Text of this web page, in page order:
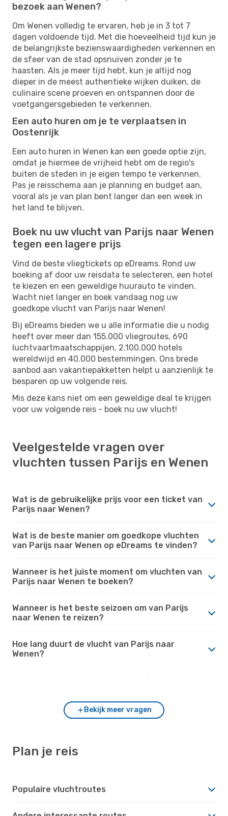
bezoek aan Wenen?
Om Wenen volledig te ervaren, heb je in 3 tot 7
dagen voldoende tijd. Met die hoeveelheid tijd kun je
de belangrijkste bezienswaardigheden verkennen en
de sfeer van de stad opsnuiven zonder je te
haasten. Als je meer tijd hebt, kun je altijd nog
dieper in de meest authentieke wijken duiken, de
culinaire scene proeven en ontspannen door de
voetgangersgebieden te verkennen.
Een auto huren om je te verplaatsen in
Oostenrijk
Een auto huren in Wenen kan een goede optie zijn,
omdat je hiermee de vrijheid hebt om de regio's
buiten de steden in je eigen tempo te verkennen.
Pas je reisschema aan je planning en budget aan,
vooral als je van plan bent langer dan een week in
het land te blijven.
Boek nu uw vlucht van Parijs naar Wenen
tegen een lagere prijs
Vind de beste vliegtickets op eDreams. Rond uw
boeking af door uw reisdata te selecteren, een hotel
te kiezen en een geweldige huurauto te vinden.
Wacht niet langer en boek vandaag nog uw
goedkope vlucht van Parijs naar Wenen!
Bij eDreams bieden we u alle informatie die u nodig
heeft over meer dan 155.000 vliegroutes, 690
luchtvaartmaatschappijen, 2.100.000 hotels
wereldwijd en 40.000 bestemmingen. Ons brede
aanbod aan vakantiepakketten helpt u aanzienlijk te
besparen op uw volgende reis.
Mis deze kans niet om een ​​geweldige deal te krijgen
voor uw volgende reis - boek nu uw vlucht!
Veelgestelde vragen over
vluchten tussen Parijs en Wenen
Wat is de gebruikelijke prijs voor een ticket van
Parijs naar Wenen?
Wat is de beste manier om goedkope vluchten
van Parijs naar Wenen op eDreams te vinden?
Wanneer is het juiste moment om vluchten van
Parijs naar Wenen te boeken?
Wanneer is het beste seizoen om van Parijs
naar Wenen te reizen?
Hoe lang duurt de vlucht van Parijs naar
Wenen?
Bekijk meer vragen
Plan je reis
Populaire vluchtroutes